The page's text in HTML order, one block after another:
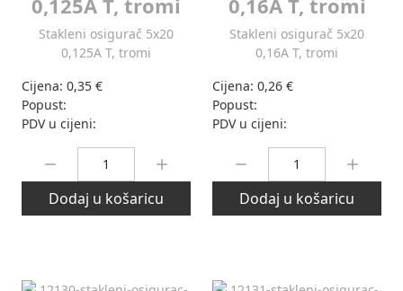
Stakleni osigurač 5x20
0,125A T, tromi
Cijena: 0,35 €
Popust:
PDV u cijeni:
Dodaj u košaricu
Stakleni osigurač 5x20
0,16A T, tromi
Cijena: 0,26 €
Popust:
PDV u cijeni:
Dodaj u košaricu